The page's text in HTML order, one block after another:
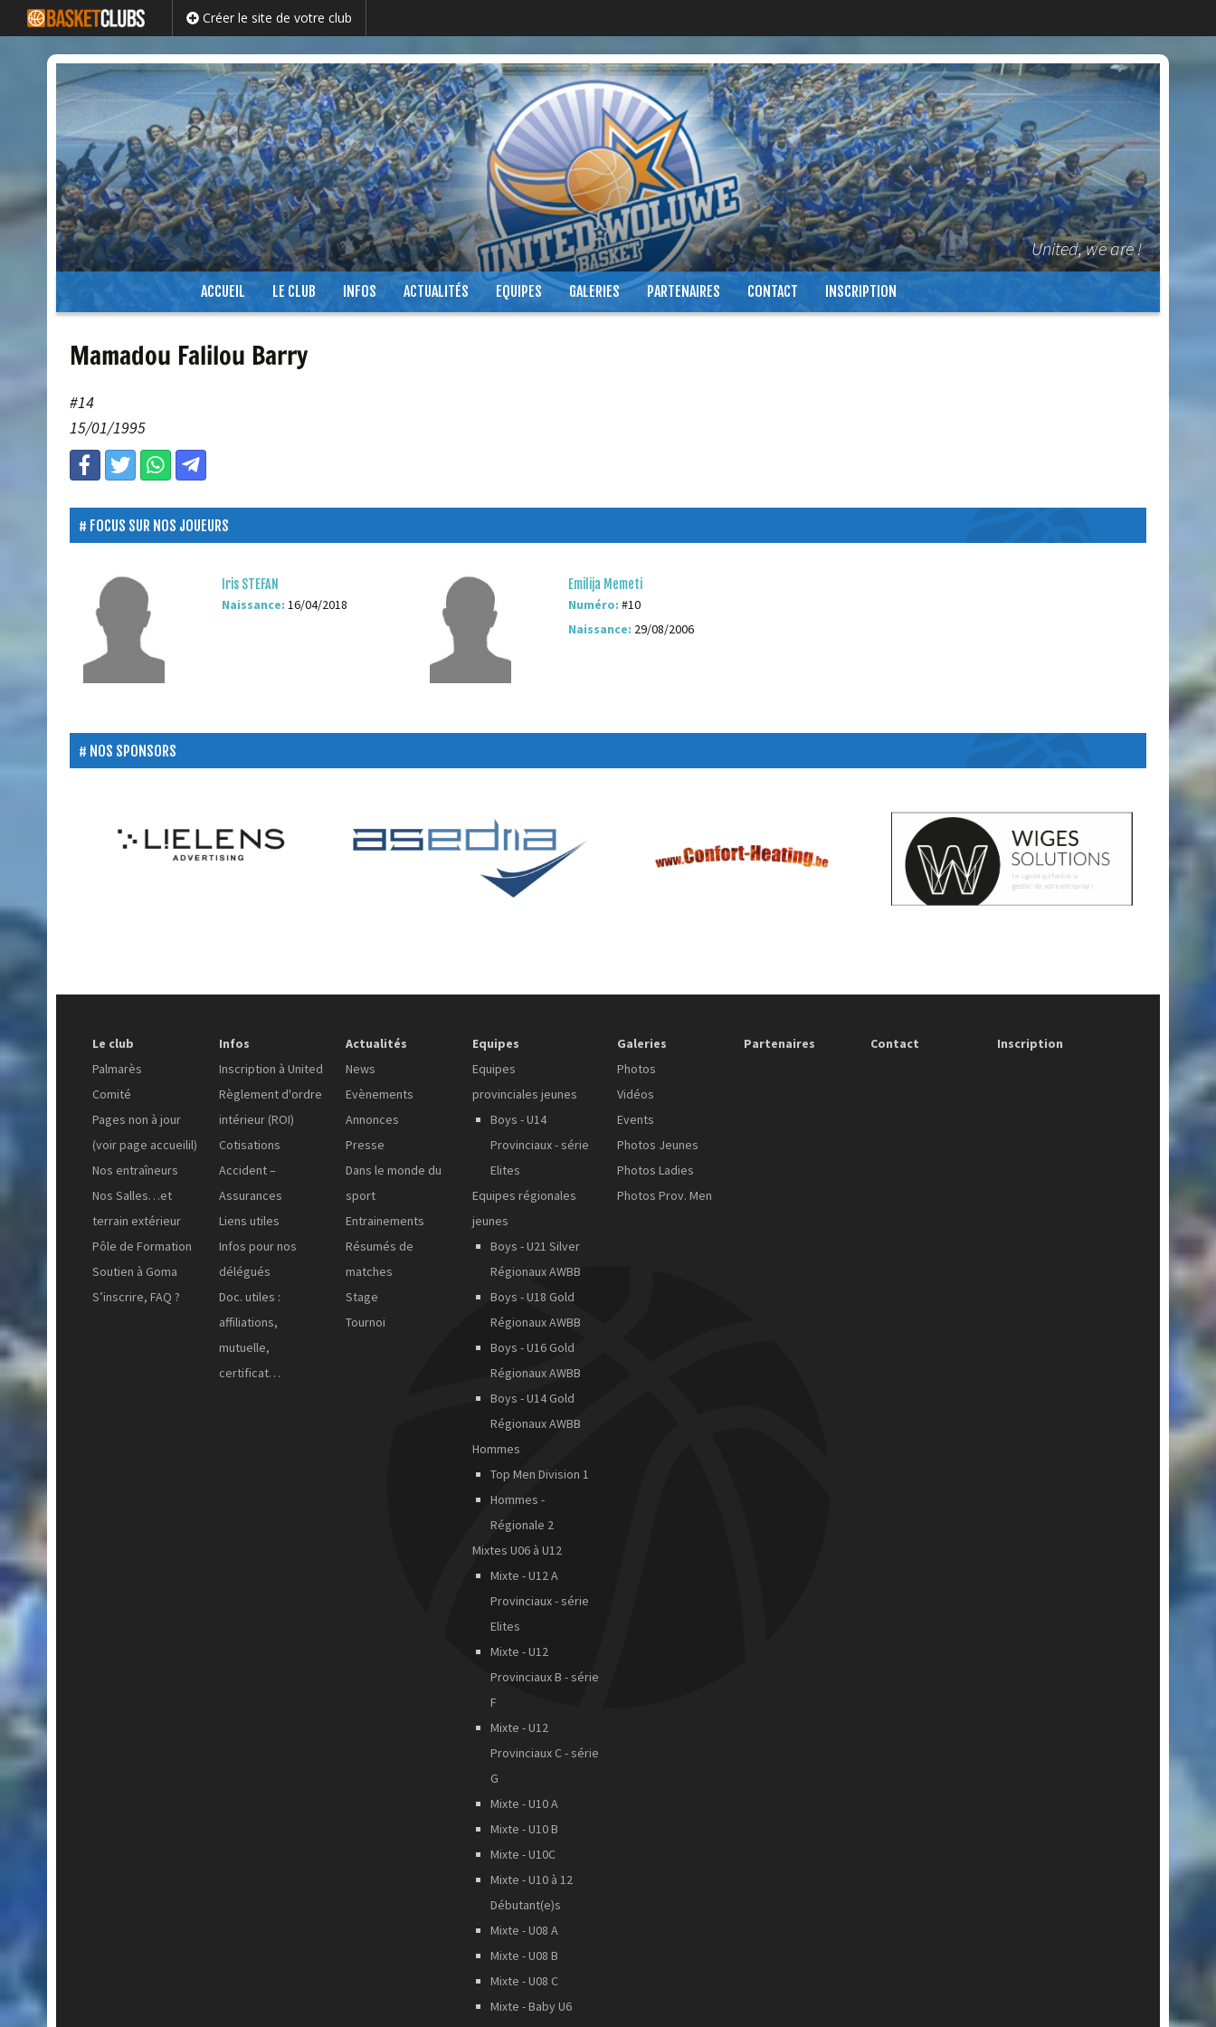
Créer le site de votre club
United, we are !
ACCUEIL LE CLUB INFOS ACTUALITÉS EQUIPES GALERIES PARTENAIRES CONTACT INSCRIPTION
Mamadou Falilou Barry
#14
15/01/1995
FOCUS SUR NOS JOUEURS
Iris STEFAN
Naissance: 16/04/2018
Emilija Memeti
Numéro: #10
Naissance: 29/08/2006
NOS SPONSORS
Le club
Palmarès
Comité
Pages non à jour
(voir page accueilil)
Nos entraîneurs
Nos Salles…et
terrain extérieur
Pôle de Formation
Soutien à Goma
S’inscrire, FAQ ?
Infos
Inscription à United
Règlement d'ordre
intérieur (ROI)
Cotisations
Accident –
Assurances
Liens utiles
Infos pour nos
délégués
Doc. utiles :
affiliations,
mutuelle,
certificat…
Actualités
News
Evènements
Annonces
Presse
Dans le monde du
sport
Entrainements
Résumés de
matches
Stage
Tournoi
Equipes
Equipes
provinciales jeunes
Boys - U14
Provinciaux - série
Elites
Equipes régionales
jeunes
Boys - U21 Silver
Régionaux AWBB
Boys - U18 Gold
Régionaux AWBB
Boys - U16 Gold
Régionaux AWBB
Boys - U14 Gold
Régionaux AWBB
Hommes
Top Men Division 1
Hommes -
Régionale 2
Mixtes U06 à U12
Mixte - U12 A
Provinciaux - série
Elites
Mixte - U12
Provinciaux B - série
F
Mixte - U12
Provinciaux C - série
G
Mixte - U10 A
Mixte - U10 B
Mixte - U10C
Mixte - U10 à 12
Débutant(e)s
Mixte - U08 A
Mixte - U08 B
Mixte - U08 C
Mixte - Baby U6
Galeries
Photos
Vidéos
Events
Photos Jeunes
Photos Ladies
Photos Prov. Men
Partenaires Contact Inscription